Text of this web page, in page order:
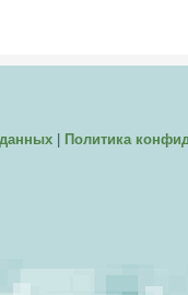
| Политика